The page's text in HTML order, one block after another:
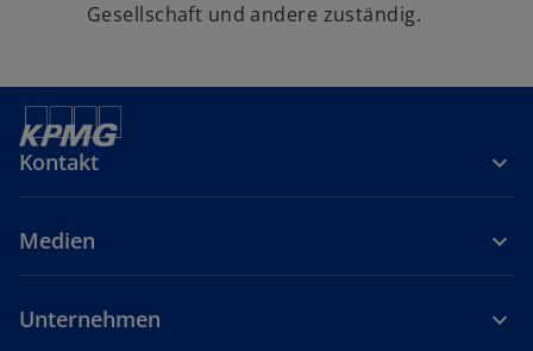
Gesellschaft und andere zuständig.
Kontakt
Medien
Unternehmen